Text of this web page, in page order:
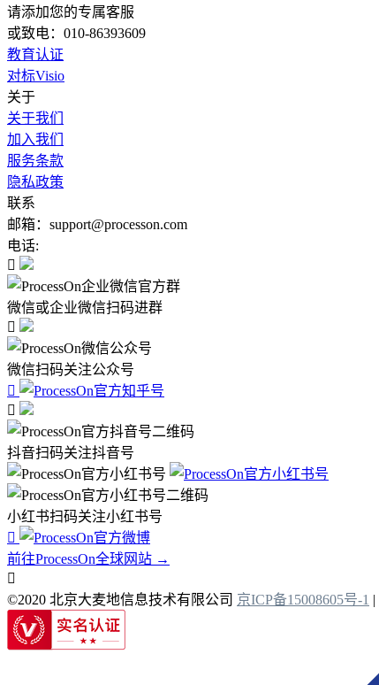
请添加您的专属客服
或致电：010-86393609
教育认证
对标Visio
关于
关于我们
加入我们
服务条款
隐私政策
联系
邮箱：support@processon.com
电话:

微信或企业微信扫码进群

微信扫码关注公众号


抖音扫码关注抖音号
小红书扫码关注小红书号

前往ProcessOn全球网站 →

©2020 北京大麦地信息技术有限公司 京ICP备15008605号-1 |